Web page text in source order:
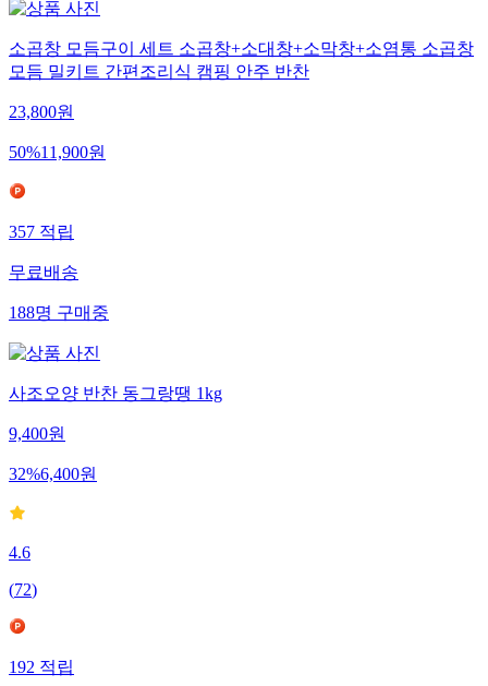
소곱창 모듬구이 세트 소곱창+소대창+소막창+소염통 소곱창
모듬 밀키트 간편조리식 캠핑 안주 반찬
23,800원
50%11,900원
357적립
무료배송
188명구매중
사조오양 반찬 동그랑땡 1kg
9,400원
32%6,400원
4.6
(72)
192적립